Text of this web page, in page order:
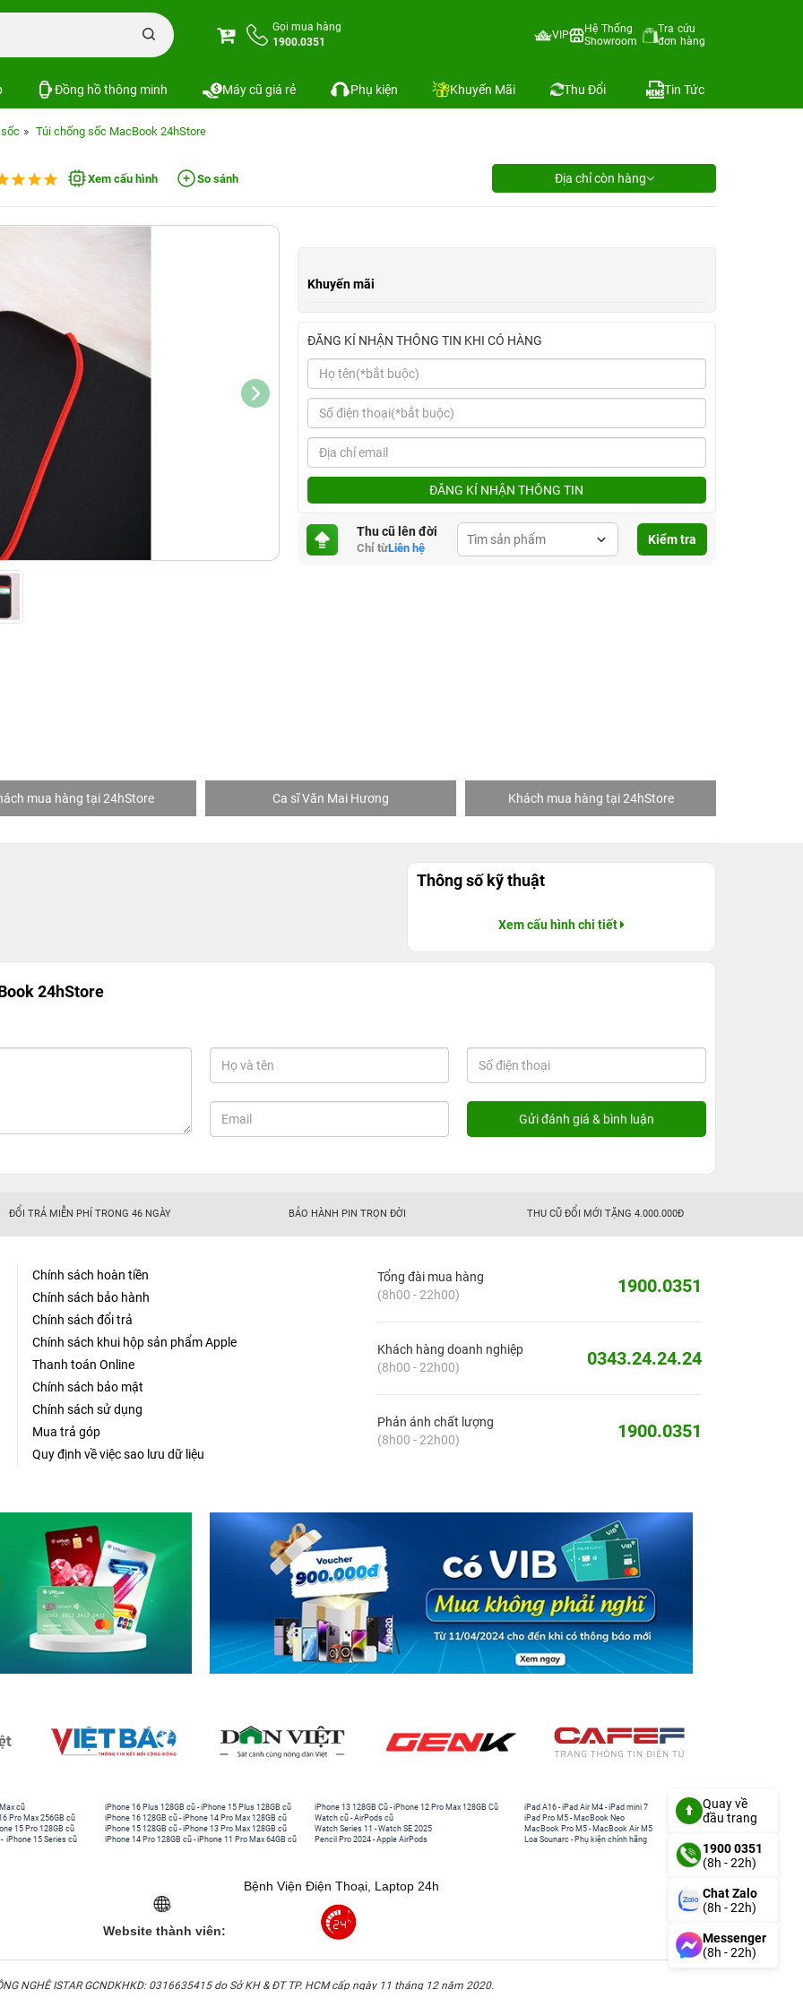
Gọi mua hàng
1900.0351
VIP
Hệ Thống
Showroom
Tra cứu
đơn hàng
Đồng hồ thông minh Máy cũ giá rẻ Phụ kiện Khuyến Mãi Thu Đổi Tin Tức
Túi chống sốc MacBook 24hStore
Xem cấu hình So sánh Địa chỉ còn hàng
Khuyến mãi
ĐĂNG KÍ NHẬN THÔNG TIN KHI CÓ HÀNG
ĐĂNG KÍ NHẬN THÔNG TIN
Thu cũ lên đời
Chỉ từLiên hệ
Kiểm tra
mua hàng tại 24hStore Ca sĩ Văn Mai Hương Khách mua hàng tại 24hStore
Thông số kỹ thuật
Xem cấu hình chi tiết
24hStore
ĐỔI TRẢ MIỄN PHÍ TRONG 46 NGÀY BẢO HÀNH PIN TRỌN ĐỜI THU CŨ ĐỔI MỚI TẶNG 4.000.000Đ
Chính sách hoàn tiền
Chính sách bảo hành
Chính sách đổi trả
Chính sách khui hộp sản phẩm Apple
Thanh toán Online
Chính sách bảo mật
Chính sách sử dụng
Mua trả góp
Quy định về việc sao lưu dữ liệu
Tổng đài mua hàng
(8h00 - 22h00)
1900.0351
Khách hàng doanh nghiệp
(8h00 - 22h00)
0343.24.24.24
Phản ánh chất lượng
(8h00 - 22h00)
1900.0351
cũ
Pro Max 256GB cũ
15 Pro 128GB cũ
- iPhone 15 Series cũ
iPhone 16 Plus 128GB cũ -iPhone 15 Plus 128GB cũ
iPhone 16 128GB cũ -iPhone 14 Pro Max 128GB cũ
iPhone 15 128GB cũ -iPhone 13 Pro Max 128GB cũ
iPhone 14 Pro 128GB cũ -iPhone 11 Pro Max 64GB cũ
iPhone 13 128GB Cũ -iPhone 12 Pro Max 128GB Cũ
Watch cũ -AirPods cũ
Watch Series 11 -Watch SE 2025
Pencil Pro 2024 -Apple AirPods
iPad A16 -iPad Air M4 -iPad mini 7
iPad Pro M5 - MacBook Neo
MacBook Pro M5 - MacBook Air M5
Loa Sounarc - Phụ kiện chính hãng
Website thành viên:
Bệnh Viện Điện Thoại, Laptop 24h
NGHỆ ISTAR GCNDKHKD: 0316635415 do Sở KH & ĐT TP. HCM cấp ngày 11 tháng 12 năm 2020.
Quay về
đầu trang
1900 0351
(8h - 22h)
Chat Zalo
(8h - 22h)
Messenger
(8h - 22h)